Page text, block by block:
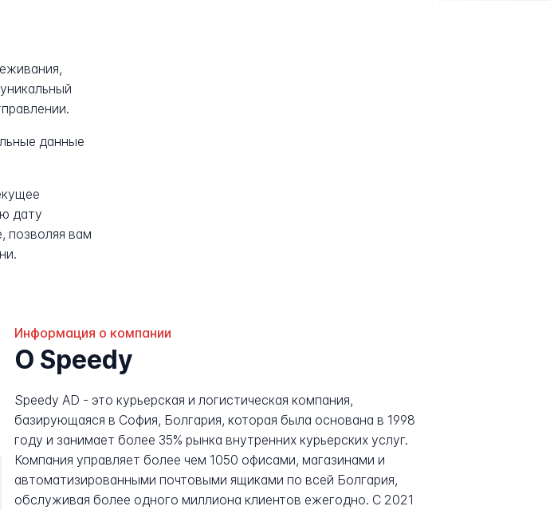
данные
дату
позволяя вам
Информация о компании
О Speedy
Speedy AD - это курьерская и логистическая компания,
базирующаяся в София, Болгария, которая была основана в 1998
году и занимает более 35% рынка внутренних курьерских услуг.
Компания управляет более чем 1050 офисами, магазинами и
автоматизированными почтовыми ящиками по всей Болгария,
обслуживая более одного миллиона клиентов ежегодно. С 2021